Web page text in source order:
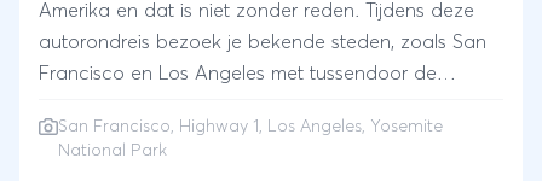
Amerika en dat is niet zonder reden. Tijdens deze
autorondreis bezoek je bekende steden, zoals San
Francisco en Los Angeles met tussendoor de
het Yosemite National Park waar prachtige
San Francisco, Highway 1, Los Angeles, Yosemite
National Park